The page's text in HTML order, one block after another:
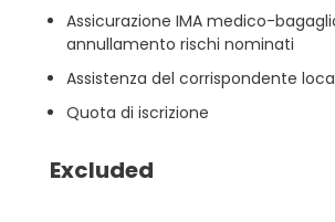
Assicurazione IMA medico-
annullamento rischi nominati
Assistenza del corrispondente
Quota di iscrizione
Excluded